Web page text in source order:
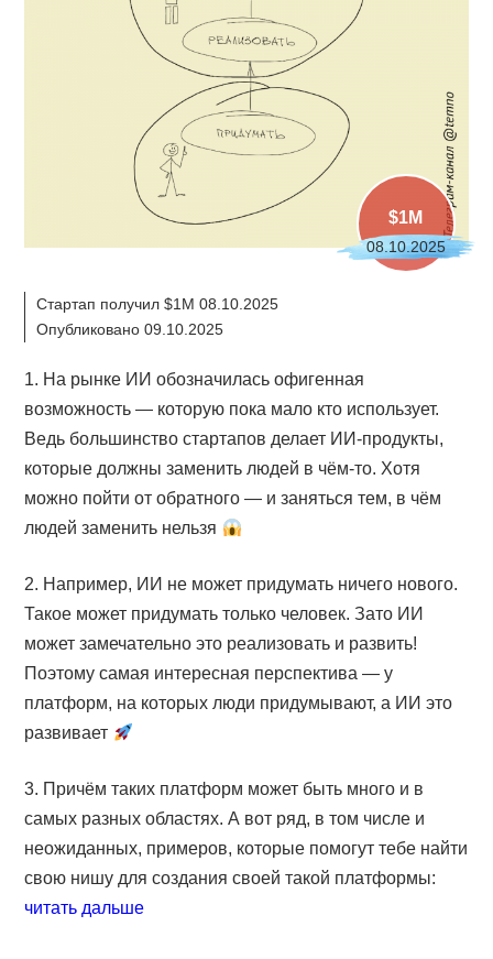
$1M
08.10.2025
Стартап получил $1M 08.10.2025
Опубликовано 09.10.2025
1. На рынке ИИ обозначилась офигенная
возможность — которую пока мало кто использует.
Ведь большинство стартапов делает ИИ-продукты,
которые должны заменить людей в чём-то. Хотя
можно пойти от обратного — и заняться тем, в чём
людей заменить нельзя
2. Например, ИИ не может придумать ничего нового.
Такое может придумать только человек. Зато ИИ
может замечательно это реализовать и развить!
Поэтому самая интересная перспектива — у
платформ, на которых люди придумывают, а ИИ это
развивает
3. Причём таких платформ может быть много и в
самых разных областях. А вот ряд, в том числе и
неожиданных, примеров, которые помогут тебе найти
свою нишу для создания своей такой платформы:
читать дальше